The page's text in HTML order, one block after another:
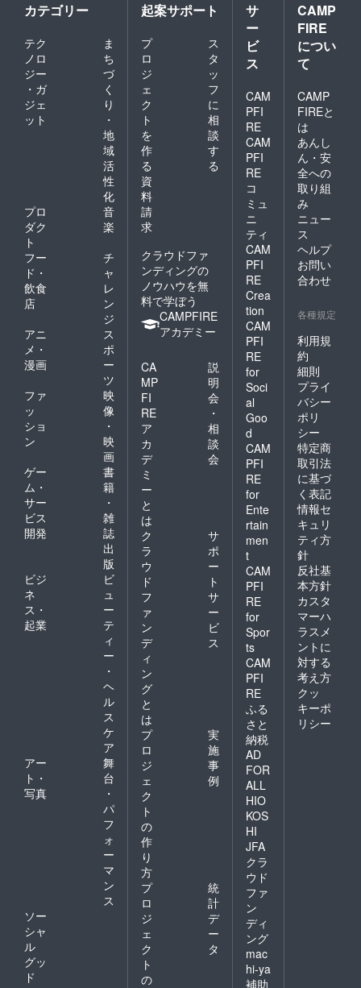
カテゴリー
テク
ノロ
ジー
・ガ
ジェ
ット
ま
ち
づ
く
り
・
地
域
活
性
化
プロ
ダク
ト
音
楽
フー
ド・
飲食
店
チ
ャ
レ
ン
ジ
アニ
メ・
漫画
ス
ポ
ー
ツ
ファ
ッ
ショ
ン
映
像
・
映
画
ゲー
ム・
サー
ビス
開発
書
籍
・
雑
誌
出
版
ビジ
ネ
ス・
起業
ビ
ュ
ー
テ
ィ
ー
・
ヘ
ル
ス
ケ
ア
アー
ト・
写真
舞
台
・
パ
フ
ォ
ー
マ
ン
ス
ソー
シャ
ル
グッ
ド
起案サポート
プ
ロ
ジ
ェ
ク
ト
を
作
る
ス
タ
ッ
フ
に
相
談
す
る
資
料
請
求
クラウドファ
ンディングの
ノウハウを無
料で学ぼう
CAMPFIRE
アカデミー
CA
MP
FI
RE
ア
カ
デ
ミ
ー
と
は
説
明
会
・
相
談
会
ク
ラ
ウ
ド
フ
ァ
ン
デ
ィ
ン
グ
と
は
サ
ポ
ー
ト
サ
ー
ビ
ス
プ
ロ
ジ
ェ
ク
ト
の
作
り
方
実
施
事
例
プ
ロ
ジ
ェ
ク
ト
の
統
計
デ
ー
タ
サ
ー
ビ
ス
CAM
PFI
RE
CAM
PFI
RE
コ
ミュ
ニ
ティ
CAM
PFI
RE
Crea
tion
CAM
PFI
RE
for
Soci
al
Goo
d
CAM
PFI
RE
for
Ente
rtain
men
t
CAM
PFI
RE
for
Spor
ts
CAM
PFI
RE
ふる
さと
納税
AD
FOR
ALL
HIO
KOS
HI
JFA
クラ
ウド
ファ
ン
ディ
ング
mac
hi-ya
補助
CAMP
FIRE
につい
て
CAMP
FIREと
は
あんし
ん・安
全への
取り組
み
ニュー
ス
ヘルプ
お問い
合わせ
各種規定
利用規
約
細則
プライ
バシー
ポリ
シー
特定商
取引法
に基づ
く表記
情報セ
キュリ
ティ方
針
反社基
本方針
カスタ
マーハ
ラスメ
ントに
対する
考え方
クッ
キーポ
リシー